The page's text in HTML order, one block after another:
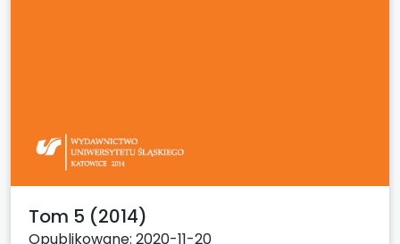
Tom 5 (2014)
Opublikowane: 2020-11-20